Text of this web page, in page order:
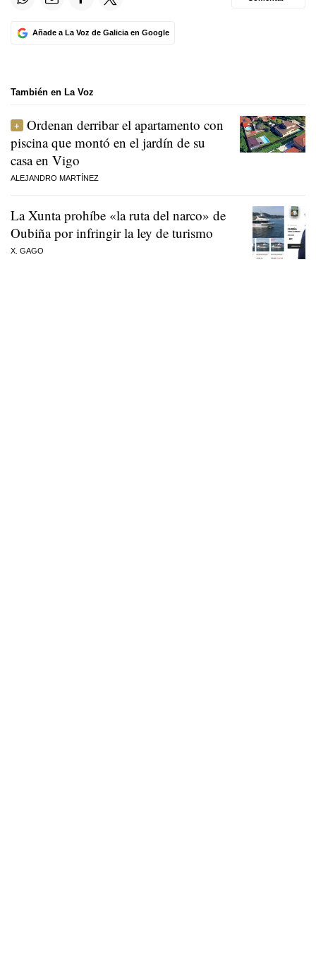
Añade a La Voz de Galicia en Google
También en La Voz
Ordenan derribar el apartamento con
piscina que montó en el jardín de su
casa en Vigo
ALEJANDRO MARTÍNEZ
La Xunta prohíbe «la ruta del narco» de
Oubiña por infringir la ley de turismo
X. GAGO